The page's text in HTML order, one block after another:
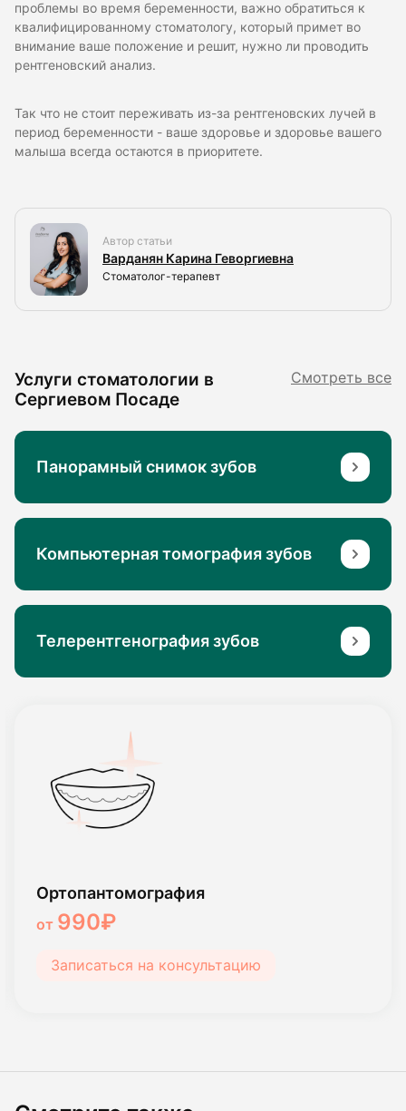
проблемы во время беременности, важно обратиться к
квалифицированному стоматологу, который примет во
внимание ваше положение и решит, нужно ли проводить
рентгеновский анализ.
Так что не стоит переживать из-за рентгеновских лучей в
период беременности - ваше здоровье и здоровье вашего
малыша всегда остаются в приоритете.
Автор статьи
Варданян Карина Геворгиевна
Стоматолог-терапевт
Услуги стоматологии в
Сергиевом Посаде
Смотреть все
Панорамный снимок зубов
Компьютерная томография зубов
Телерентгенография зубов
Ортопантомография
от 990₽
Записаться на консультацию